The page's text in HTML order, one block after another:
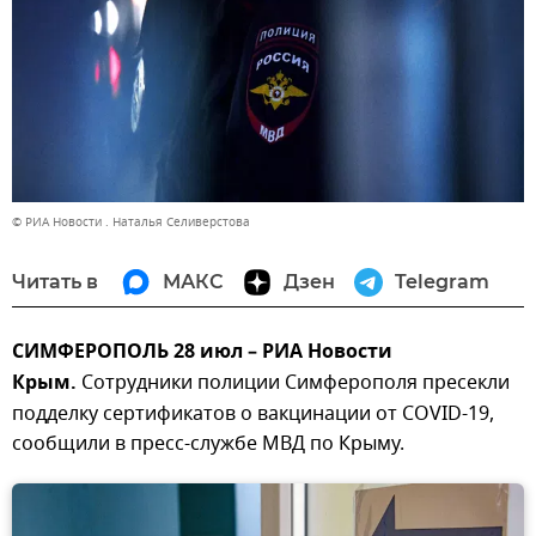
© РИА Новости . Наталья Селиверстова
Читать в МАКС Дзен Telegram
СИМФЕРОПОЛЬ 28 июл – РИА Новости
Крым. Сотрудники полиции Симферополя пресекли
подделку сертификатов о вакцинации от COVID-19,
сообщили в пресс-службе МВД по Крыму.